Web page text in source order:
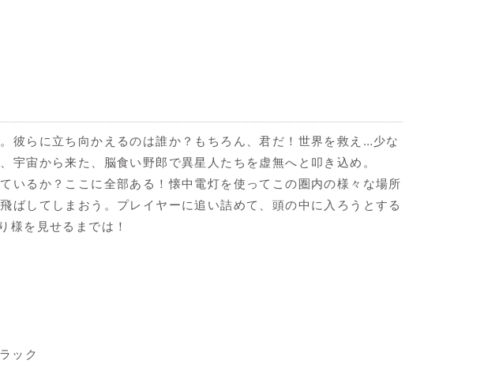
彼らに立ち向かえるのは誰か？もちろん、君だ！世界を救え…少な
宙から来た、脳食い野郎で異星人たちを虚無へと叩き込め。
いるか？ここに全部ある！懐中電灯を使ってこの圏内の様々な場所
ばしてしまおう。プレイヤーに追い詰めて、頭の中に入ろうとする
様を見せるまでは！
ック